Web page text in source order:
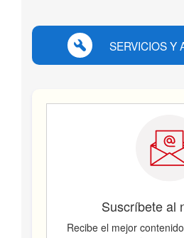
SERVICIOS Y
Suscríbete al
Recibe el mejor